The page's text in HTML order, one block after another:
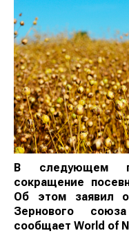
В следующем
сокращение
Об этом заявил
Зернового
сообщает World of